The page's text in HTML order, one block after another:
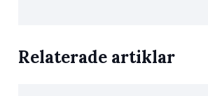
Relaterade artiklar